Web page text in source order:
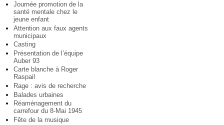
Journée promotion de la
santé mentale chez le
jeune enfant
Attention aux faux agents
municipaux
Casting
Présentation de l’équipe
Auber 93
Carte blanche à Roger
Raspail
Rage : avis de recherche
Balades urbaines
Réaménagement du
carrefour du 8-Mai 1945
Fête de la musique